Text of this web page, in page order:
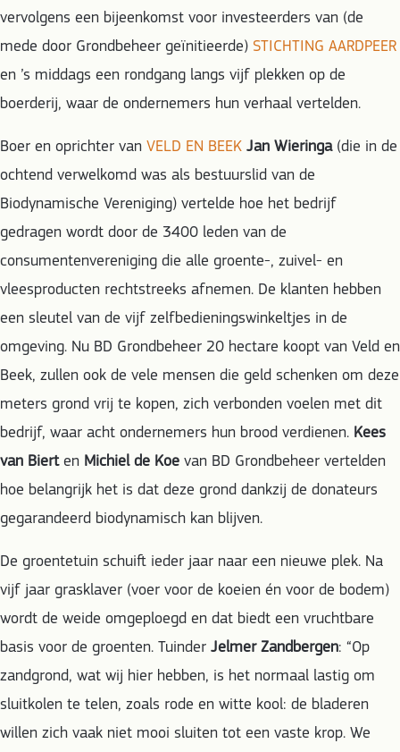
vervolgens een bijeenkomst voor investeerders van (de
mede door Grondbeheer geïnitieerde) STICHTING AARDPEER
en ’s middags een rondgang langs vijf plekken op de
boerderij, waar de ondernemers hun verhaal vertelden.
Boer en oprichter van VELD EN BEEK Jan Wieringa(die in de
ochtend verwelkomd was als bestuurslid van de
Biodynamische Vereniging) vertelde hoe het bedrijf
gedragen wordt door de 3400 leden van de
consumentenvereniging die alle groente-, zuivel- en
vleesproducten rechtstreeks afnemen. De klanten hebben
een sleutel van de vijf zelfbedieningswinkeltjes in de
omgeving. Nu BD Grondbeheer 20 hectare koopt van Veld en
Beek, zullen ook de vele mensen die geld schenken om deze
meters grond vrij te kopen, zich verbonden voelen met dit
bedrijf, waar acht ondernemers hun brood verdienen. Kees
van Bierten Michiel de Koe van BD Grondbeheer vertelden
hoe belangrijk het is dat deze grond dankzij de donateurs
gegarandeerd biodynamisch kan blijven.
De groentetuin schuift ieder jaar naar een nieuwe plek. Na
vijf jaar grasklaver (voer voor de koeien én voor de bodem)
wordt de weide omgeploegd en dat biedt een vruchtbare
basis voor de groenten. Tuinder Jelmer Zandbergen: “Op
zandgrond, wat wij hier hebben, is het normaal lastig om
sluitkolen te telen, zoals rode en witte kool: de bladeren
willen zich vaak niet mooi sluiten tot een vaste krop. We